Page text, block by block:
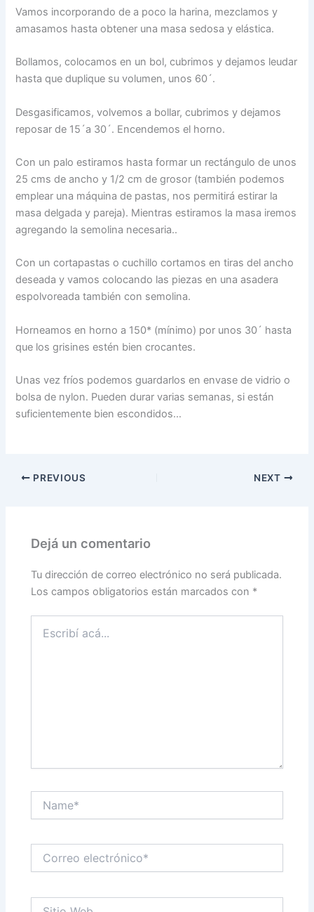
Vamos incorporando de a poco la harina, mezclamos y
amasamos hasta obtener una masa sedosa y elástica.
Bollamos, colocamos en un bol, cubrimos y dejamos leudar
hasta que duplique su volumen, unos 60´.
Desgasificamos, volvemos a bollar, cubrimos y dejamos
reposar de 15´a 30´. Encendemos el horno.
Con un palo estiramos hasta formar un rectángulo de unos
25 cms de ancho y 1/2 cm de grosor (también podemos
emplear una máquina de pastas, nos permitirá estirar la
masa delgada y pareja). Mientras estiramos la masa iremos
agregando la semolina necesaria..
Con un cortapastas o cuchillo cortamos en tiras del ancho
deseada y vamos colocando las piezas en una asadera
espolvoreada también con semolina.
Horneamos en horno a 150* (mínimo) por unos 30´ hasta
que los grisines estén bien crocantes.
Unas vez fríos podemos guardarlos en envase de vidrio o
bolsa de nylon. Pueden durar varias semanas, si están
suficientemente bien escondidos…
PREVIOUS NEXT
Dejá un comentario
Tu dirección de correo electrónico no será publicada.
Los campos obligatorios están marcados con *
acá...
electrónico*